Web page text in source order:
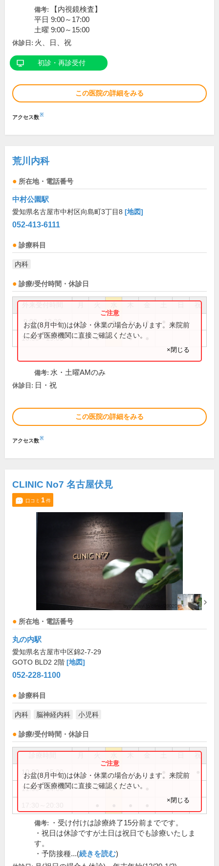
備考:
【内視鏡検査】
平日 9:00～17:00
土曜 9:00～15:00
休診日: 火、日、祝
初診・再診受付
この医院の詳細をみる
アクセス数※
荒川内科
所在地・電話番号
中村公園駅
愛知県名古屋市中村区向島町3丁目8 [地図]
052-413-6111
診療科目
内科
診療/受付時間・休診日
祝
9:00～12:30 ● ● ● ● ●
16:30～19:00 ● ● ●
お盆(8月中旬)は休診・休業の場合があります。来院前
に必ず医療機関に直接ご確認ください。
×閉じる
備考: 水・土曜AMのみ
休診日: 日・祝
この医院の詳細をみる
アクセス数※
CLINIC No7 名古屋伏見
口コミ 1件
所在地・電話番号
丸の内駅
愛知県名古屋市中区錦2-7-29
GOTO BLD2 2階 [地図]
052-228-1100
診療科目
内科 脳神経内科 小児科
診療/受付時間・休診日
祝
10:00～15:00 ●
11:00～14:00 ● ●
お盆(8月中旬)は休診・休業の場合があります。来院前
に必ず医療機関に直接ご確認ください。
×閉じる
備考:
・受け付けは診療終了15分前までです。
・祝日は休診ですが土日は祝日でも診療いたしま
す。
・予防接種...(続きを読む)